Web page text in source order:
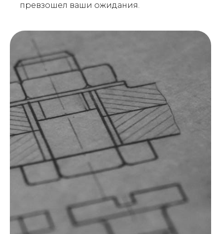
превзошел ваши ожидания.